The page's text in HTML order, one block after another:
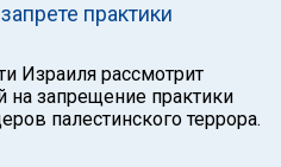
практики
Израиля рассмотрит
на запрещение практики
палестинского террора.